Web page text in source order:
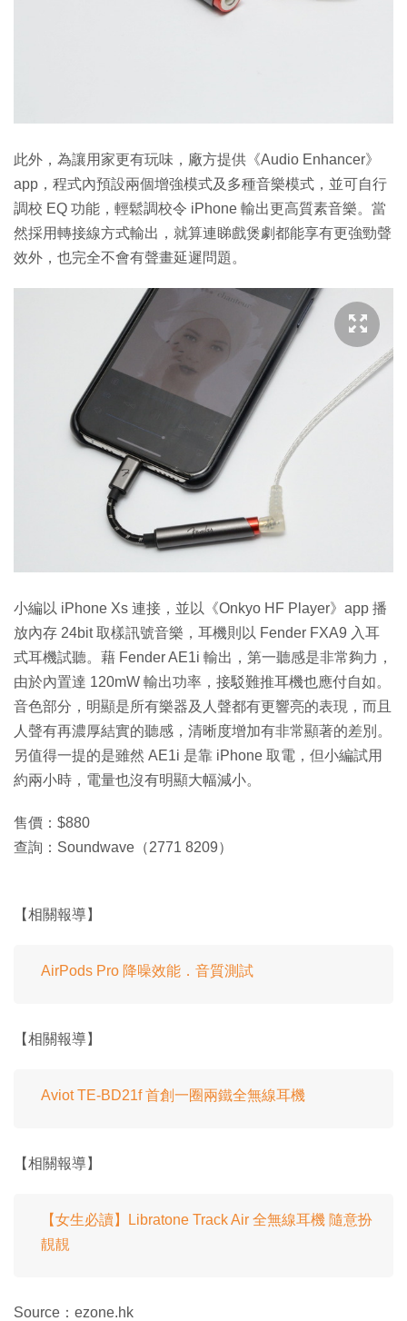
此外，為讓用家更有玩味，廠方提供《Audio Enhancer》
app，程式內預設兩個增強模式及多種音樂模式，並可自行
調校 EQ 功能，輕鬆調校令 iPhone 輸出更高質素音樂。當
然採用轉接線方式輸出，就算連睇戲煲劇都能享有更強勁聲
效外，也完全不會有聲畫延遲問題。
小編以 iPhone Xs 連接，並以《Onkyo HF Player》app 播
放內存 24bit 取樣訊號音樂，耳機則以 Fender FXA9 入耳
式耳機試聽。藉 Fender AE1i 輸出，第一聽感是非常夠力，
由於內置達 120mW 輸出功率，接駁難推耳機也應付自如。
音色部分，明顯是所有樂器及人聲都有更響亮的表現，而且
人聲有再濃厚結實的聽感，清晰度增加有非常顯著的差別。
另值得一提的是雖然 AE1i 是靠 iPhone 取電，但小編試用
約兩小時，電量也沒有明顯大幅減小。
售價：$880
查詢：Soundwave（2771 8209）
【相關報導】
AirPods Pro 降噪效能．音質測試
【相關報導】
Aviot TE-BD21f 首創一圈兩鐵全無線耳機
【相關報導】
【女生必讀】Libratone Track Air 全無線耳機 隨意扮
靚靚
Source：ezone.hk